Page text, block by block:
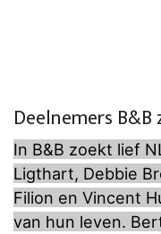
Deelnemers
In B&B zoekt lief
Ligthart, Debbie
Filion en Vincent
van hun leven.